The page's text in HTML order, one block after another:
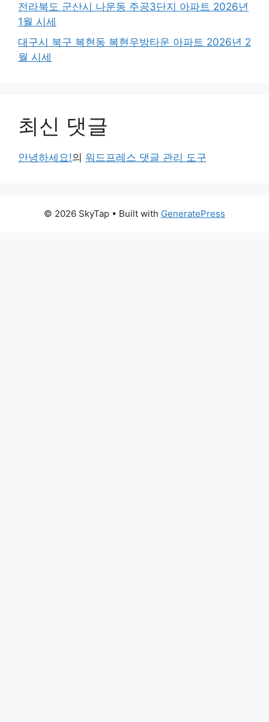
전라북도 군산시 나운동 주공3단지 아파트 2026년
1월 시세
대구시 북구 복현동 복현우방타운 아파트 2026년 2
월 시세
최신 댓글
안녕하세요!의 워드프레스 댓글 관리 도구
© 2026 SkyTap • Built with GeneratePress